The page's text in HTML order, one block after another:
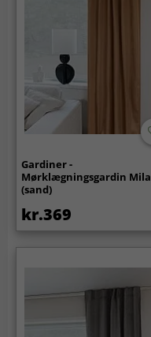
Gardiner -
Mørklægningsgardin Mila
(sand)
kr.369